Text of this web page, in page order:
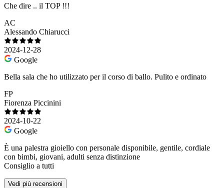
Che dire .. il TOP !!!
AC
Alessando Chiarucci
2024-12-28
Google
Bella sala che ho utilizzato per il corso di ballo. Pulito e ordinato
FP
Fiorenza Piccinini
2024-10-22
Google
È una palestra gioiello con personale disponibile, gentile, cordiale
con bimbi, giovani, adulti senza distinzione
Consiglio a tutti
Vedi più recensioni